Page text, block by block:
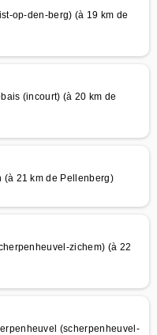
op-den-berg) (à 19 km de
(incourt) (à 20 km de
(à 21 km de Pellenberg)
zichem) (à 22
(scherpenheuvel-